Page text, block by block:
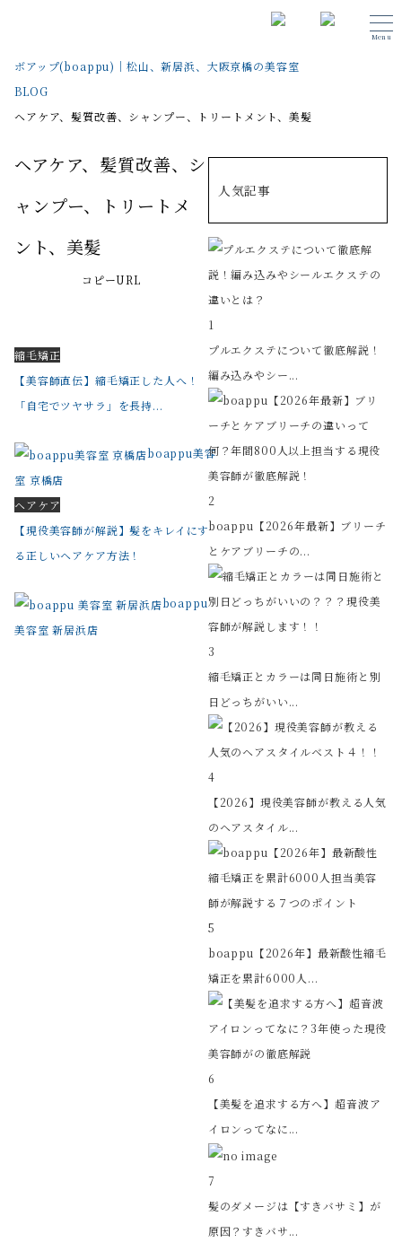
Menu
ボアップ(boappu)｜松山、新居浜、大阪京橋の美容室
BLOG
ヘアケア、髪質改善、シャンプー、トリートメント、美髪
ヘアケア、髪質改善、シ
ャンプー、トリートメ
ント、美髪
コピーURL
縮毛矯正
【美容師直伝】縮毛矯正した人へ！
「自宅でツヤサラ」を長持...
boappu美容
室 京橋店
ヘアケア
【現役美容師が解説】髪をキレイにす
る正しいヘアケア方法！
boappu
美容室 新居浜店
人気記事
1
プルエクステについて徹底解説！
編み込みやシー...
2
boappu【2026年最新】ブリーチ
とケアブリーチの...
3
縮毛矯正とカラーは同日施術と別
日どっちがいい...
4
【2026】現役美容師が教える人気
のヘアスタイル...
5
boappu【2026年】最新酸性縮毛
矯正を累計6000人...
6
【美髪を追求する方へ】超音波ア
イロンってなに...
7
髪のダメージは【すきバサミ】が
原因？すきバサ...